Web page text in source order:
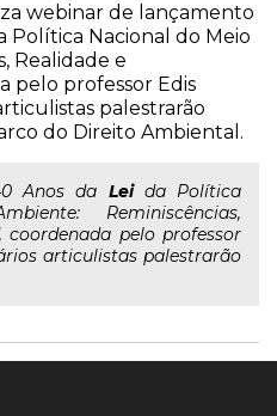
webinar de lançamento
Política Nacional do Meio
Realidade e
pelo professor Edis
palestrarão
do Direito Ambiental.
Anos da Leida Política
Reminiscências,
coordenada pelo professor
articulistas palestrarão